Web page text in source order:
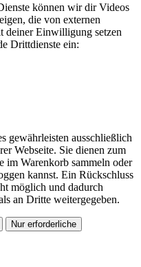
können wir dir Videos
die von externen
deiner Einwilligung setzen
Drittdienste ein:
gewährleisten ausschließlich
Webseite. Sie dienen zum
im Warenkorb sammeln oder
kannst. Ein Rückschluss
möglich und dadurch
an Dritte weitergegeben.
Nur erforderliche